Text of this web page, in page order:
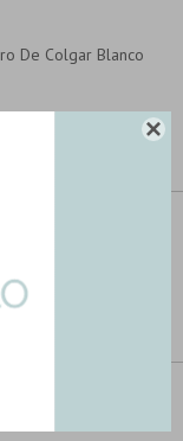

De Colgar Blanco
